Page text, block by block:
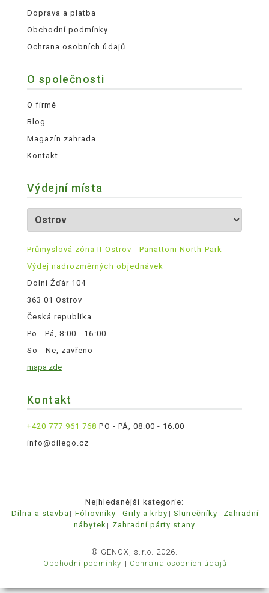
Doprava a platba
Obchodní podmínky
Ochrana osobních údajů
O společnosti
O firmě
Blog
Magazín zahrada
Kontakt
Výdejní místa
Průmyslová zóna II Ostrov - Panattoni North Park -
Výdej nadrozměrných objednávek
Dolní Žďár 104
363 01 Ostrov
Česká republika
Po - Pá, 8:00 - 16:00
So - Ne, zavřeno
mapa zde
Kontakt
+420 777 961 768 PO - PÁ, 08:00 - 16:00
info@dilego.cz
Nejhledanější kategorie:
Dílna a stavba
Fóliovníky Grily a krby Slunečníky
Zahradní
nábytek
Zahradní párty stany
© GENOX, s.r.o. 2026.
Obchodní podmínky
Ochrana osobních údajů